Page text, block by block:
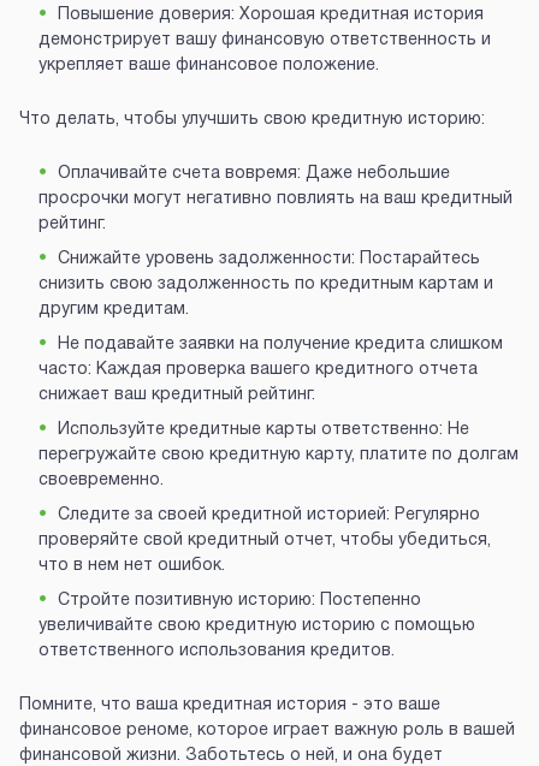
Повышение доверия: Хорошая кредитная история
демонстрирует вашу финансовую ответственность и
укрепляет ваше финансовое положение.
Что делать, чтобы улучшить свою кредитную историю:
Оплачивайте счета вовремя: Даже небольшие
просрочки могут негативно повлиять на ваш кредитный
рейтинг.
Снижайте уровень задолженности: Постарайтесь
снизить свою задолженность по кредитным картам и
другим кредитам.
Не подавайте заявки на получение кредита слишком
часто: Каждая проверка вашего кредитного отчета
снижает ваш кредитный рейтинг.
Используйте кредитные карты ответственно: Не
перегружайте свою кредитную карту, платите по долгам
своевременно.
Следите за своей кредитной историей: Регулярно
проверяйте свой кредитный отчет, чтобы убедиться,
что в нем нет ошибок.
Стройте позитивную историю: Постепенно
увеличивайте свою кредитную историю с помощью
ответственного использования кредитов.
Помните, что ваша кредитная история - это ваше
финансовое реноме, которое играет важную роль в вашей
финансовой жизни. Заботьтесь о ней, и она будет